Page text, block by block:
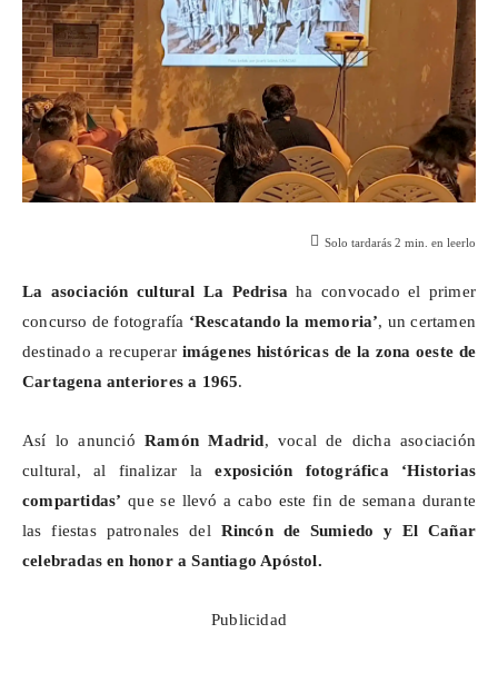
Solo tardarás 2 min. en leerlo
La asociación cultural La Pedrisa ha convocado el primer
concurso de fotografía ‘Rescatando la memoria’, un certamen
destinado a recuperar imágenes históricas de la zona oeste de
Cartagena anteriores a 1965.
Así lo anuncióRamón Madrid, vocal de dicha asociación
cultural, al finalizar laexposición fotográfica ‘Historias
compartidas’ que se llevó a cabo este fin de semana durante
las fiestas patronales del Rincón de Sumiedo y El Cañar
celebradas en honor a Santiago Apóstol.
Publicidad